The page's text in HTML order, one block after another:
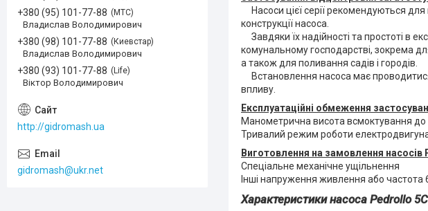
Насоси цієї серії рекомендуються для
конструкції насоса.
Завдяки їх надійності та простоті в
комунальному господарстві, зокрема
а також для поливання садів і городів.
Встановлення насоса має
впливу.
Експлуатаційні обмеження
Манометрична висота всмоктування до
Тривалий режим роботи
Виготовлення на замовлення
Спеціальне механічне ущільнення
Інші напруження живлення або частота
Характеристики насоса Pedrollo
+380 (95) 101-77-88 МТС
Владислав Володимирович
+380 (98) 101-77-88 Киевстар
Владислав Володимирович
+380 (93) 101-77-88 Life
Віктор Володимирович
http://gidromash.ua
gidromash@ukr.net